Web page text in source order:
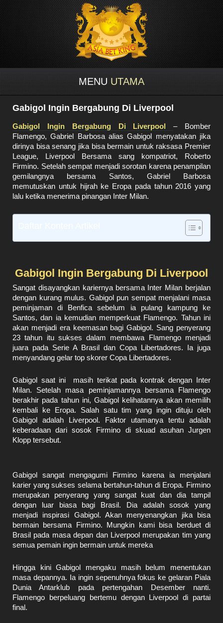
MENU UTAMA
Gabigol Ingin Bergabung Di Liverpool
Gabigol Ingin Bergabung Di Liverpool
– Bomber
Flamengo, Gabriel Barbosa alias Gabigol menyatakan jika
dirinya bisa senang jika bisa bermain untuk raksasa Premier
League, Liverpool Bersama sang kompatriot, Roberto
Firmino. Setelah sempat menjadi sorotan karena penampilan
gemilangnya bersama Santos, Gabriel Barbosa
memutuskan untuk hijrah ke Eropa pada tahun 2016 yang
lalu ketika menerima pinangan Inter Milan.
Gabigol Ingin Bergabung Di Liverpool
Sangat disayangkan kariernya bersama Inter Milan berjalan
dengan kurang mulus. Gabigol pun sempat menjalani masa
peminjaman di Benfica sebelum ia pulang kampung ke
Santos, dan ia kemudian memperkuat Flamengo. Tahun ini
akan menjadi era keemasan bagi Gabigol. Sang penyerang
23 tahun itu sukses dalam membawa Flamengo menjadi
juara pada Serie A Brasil dan Copa Libertadores. Ia juga
menyandang gelar top skorer Copa Libertadores.
Gabigol saat ini masih terikat pada kontrak dengan Inter
Milan. Setelah masa peminjamannya bersama Flamengo
berakhir pada tahun ini, Gabigol kelihatannya akan memilih
kembali ke Eropa. Salah satu tim yang ingin dituju oleh
Gabigol adalah Liverpool. Faktor utamanya tentu adalah
keberadaan dari sosok Firmino di skuad asuhan Jurgen
Klopp tersebut.
Gabigol sangat mengagumi Firmino karena ia menjalani
karier yang sukses selama bertahun-tahun di Eropa. Firmino
merupakan penyerang yang sangat kuat dan dia tampil
dengan luar biasa bagi Brasil. Dia adalah sosok yang
menjadi inspirasi Gabigol. Akan menyenangkan jika bisa
bermain bersama Firmino. Mungkin kami bisa berduet di
Brasil pada masa depan dan Liverpool merupakan tim yang
semua pemain ingin bermain untuk mereka
Hingga kini Gabigol mengaku masih belum menentukan
masa depannya. Ia ingin sepenuhnya fokus ke gelaran Piala
Dunia Antarklub pada pertengahan Desember nanti.
Flamengo berpeluang bertemu dengan Liverpool di partai
final.